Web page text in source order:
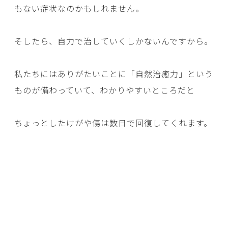
もない症状なのかもしれません。
そしたら、自力で治していくしかないんですから。
私たちにはありがたいことに「自然治癒力」という
ものが備わっていて、わかりやすいところだと
ちょっとしたけがや傷は数日で回復してくれます。